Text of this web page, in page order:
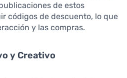
de estos
códigos de descuento, lo que
y las compras.
y Creativo